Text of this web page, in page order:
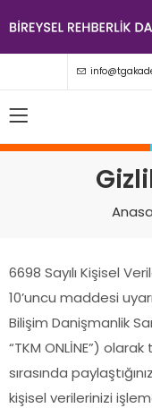
6698 Sayılı Kişisel
10’uncu maddesi
Bilişim Danişmanlik
“TKM ONLİNE”)
sırasında
kişisel verilerinizi